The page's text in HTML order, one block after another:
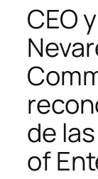
CEO
de
of